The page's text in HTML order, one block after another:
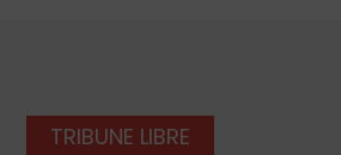
TRIBUNE LIBRE